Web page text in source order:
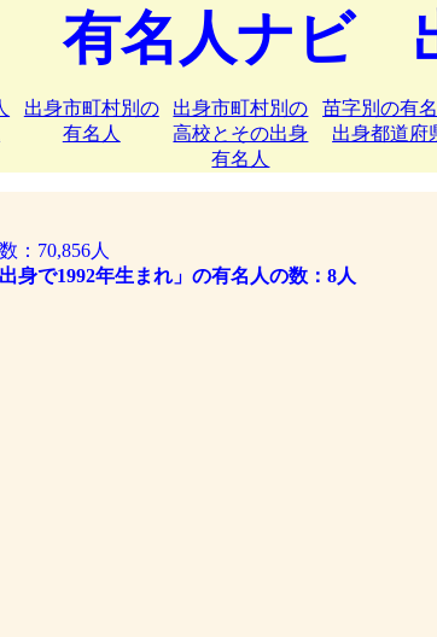
有名人ナビ
出身市町村別の
有名人
出身市町村別の
高校とその出身
有名人
苗字別の有
出身都道府
：70,856人
身で1992年生まれ」の有名人の数：8人